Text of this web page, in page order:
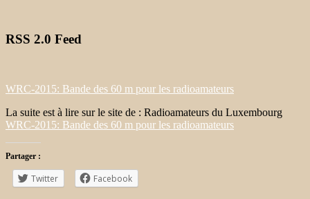
RSS 2.0 Feed
WRC-2015: Bande des 60 m pour les radioamateurs
La suite est à lire sur le site de : Radioamateurs du Luxembourg
WRC-2015: Bande des 60 m pour les radioamateurs
Partager :
Twitter Facebook